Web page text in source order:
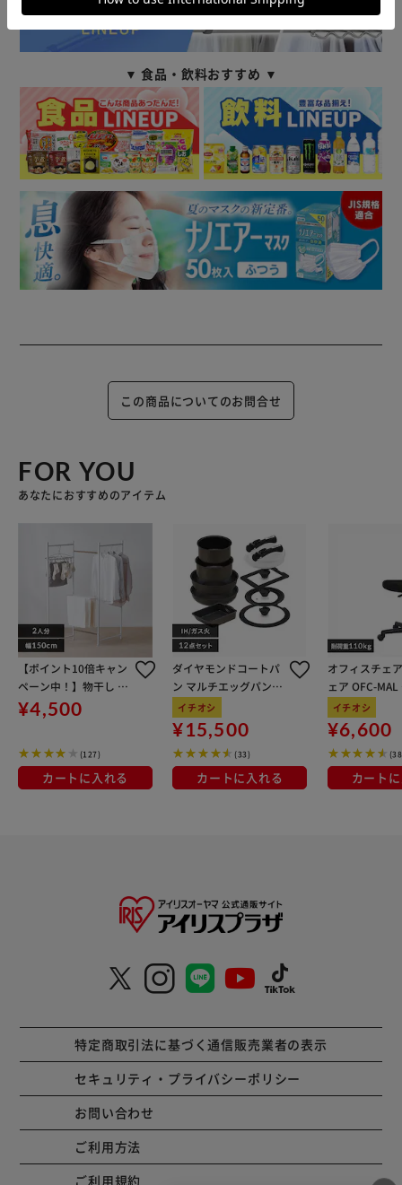
▼ 食品・飲料おすすめ ▼
この商品についてのお問合せ
FOR YOU
あなたにおすすめのアイテム
【ポイント10倍キャン
ペーン中！】物干し 室
内用 折りたたみ式 3連
OTM-150R ホワイト 一
¥4,500
(127)
カートに入れる
ダイヤモンドコートパ
ン マルチエッグパン入
り 12点セット IHガス
火対応 MEGI-12S ブラ
ウンメタリック
イチオシ
¥15,500
(33)
カートに入れる
オフィスチェ
ェア OFC-
ン
イチオシ
¥6,600
カート
特定商取引法に基づく通信販売業者の表示
セキュリティ・プライバシーポリシー
お問い合わせ
ご利用方法
ご利用規約